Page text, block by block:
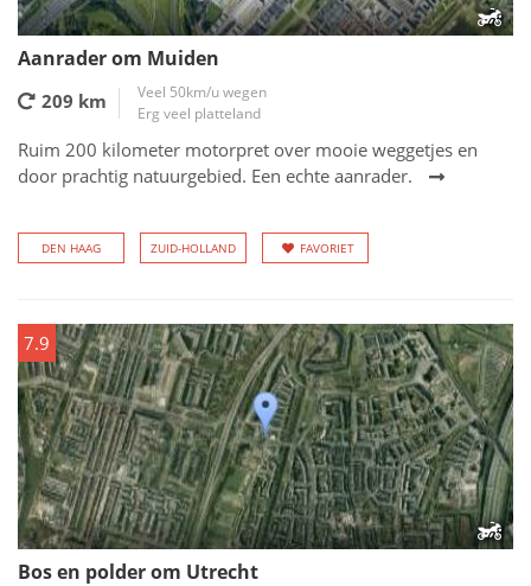
Aanrader om Muiden
209 km
Veel 50km/u wegen
Erg veel platteland
Ruim 200 kilometer motorpret over mooie weggetjes en
door prachtig natuurgebied. Een echte aanrader.
DEN HAAG ZUID-HOLLAND FAVORIET
7.9
Bos en polder om Utrecht